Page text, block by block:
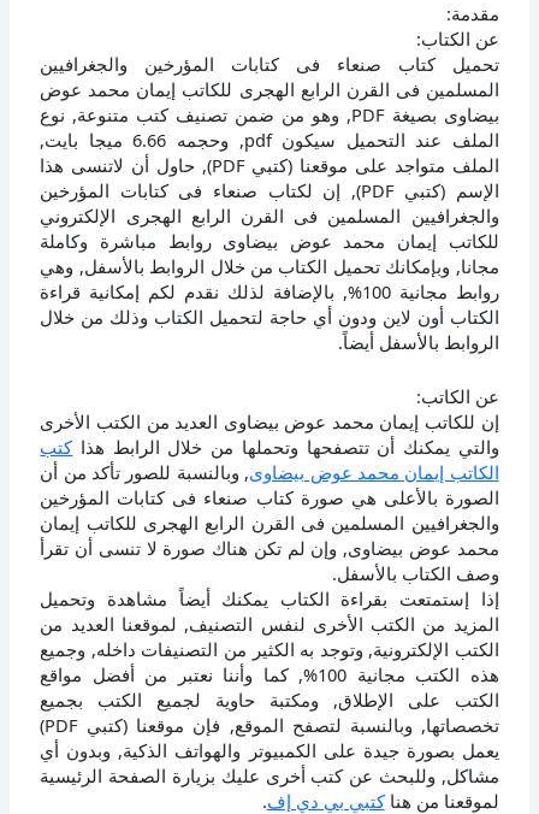
مقدمة:
عن الكتاب:
تحميل كتاب صنعاء فى كتابات المؤرخين والجغرافيين
المسلمين فى القرن الرابع الهجرى للكاتب إيمان محمد عوض
بيضاوى بصيغة PDF, وهو من ضمن تصنيف كتب متنوعة, نوع
الملف عند التحميل سيكون pdf, وحجمه 6.66 ميجا بايت,
الملف متواجد على موقعنا (كتبي PDF), حاول أن لاتنسى هذا
الإسم (كتبي PDF), إن لكتاب صنعاء فى كتابات المؤرخين
والجغرافيين المسلمين فى القرن الرابع الهجرى الإلكتروني
للكاتب إيمان محمد عوض بيضاوى روابط مباشرة وكاملة
مجانا, وبإمكانك تحميل الكتاب من خلال الروابط بالأسفل, وهي
روابط مجانية 100%, بالإضافة لذلك نقدم لكم إمكانية قراءة
الكتاب أون لاين ودون أي حاجة لتحميل الكتاب وذلك من خلال
الروابط بالأسفل أيضاً.
عن الكاتب:
إن للكاتب إيمان محمد عوض بيضاوى العديد من الكتب الأخرى
والتي يمكنك أن تتصفحها وتحملها من خلال الرابط هذاكتب
الكاتب إيمان محمد عوض بيضاوى, وبالنسبة للصور تأكد من أن
الصورة بالأعلى هي صورة كتاب صنعاء فى كتابات المؤرخين
والجغرافيين المسلمين فى القرن الرابع الهجرى للكاتب إيمان
محمد عوض بيضاوى, وإن لم تكن هناك صورة لا تنسى أن تقرأ
وصف الكتاب بالأسفل.
إذا إستمتعت بقراءة الكتاب يمكنك أيضاً مشاهدة وتحميل
المزيد من الكتب الأخرى لنفس التصنيف, لموقعنا العديد من
الكتب الإلكترونية, وتوجد به الكثير من التصنيفات داخله, وجميع
هذه الكتب مجانية 100%, كما وأننا نعتبر من أفضل مواقع
الكتب على الإطلاق, ومكتبة حاوية لجميع الكتب بجميع
تخصصاتها, وبالنسبة لتصفح الموقع, فإن موقعنا (كتبي PDF)
يعمل بصورة جيدة على الكمبيوتر والهواتف الذكية, وبدون أي
مشاكل, وللبحث عن كتب أخرى عليك بزيارة الصفحة الرئيسية
لموقعنا من هناكتبي بي دي إف.